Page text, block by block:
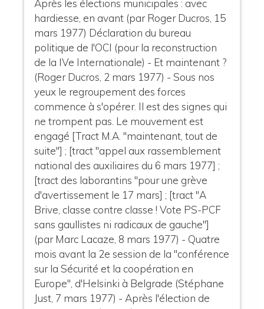
Après les élections municipales : avec
hardiesse, en avant (par Roger Ducros, 15
mars 1977) Déclaration du bureau
politique de l'OCI (pour la reconstruction
de la IVe Internationale) - Et maintenant ?
(Roger Ducros, 2 mars 1977) - Sous nos
yeux le regroupement des forces
commence à s'opérer. Il est des signes qui
ne trompent pas. Le mouvement est
engagé [Tract M.A. "maintenant, tout de
suite"] ; [tract "appel aux rassemblement
national des auxiliaires du 6 mars 1977] ;
[tract des laborantins "pour une grève
d'avertissement le 17 mars] ; [tract "A
Brive, classe contre classe ! Vote PS-PCF
sans gaullistes ni radicaux de gauche"]
(par Marc Lacaze, 8 mars 1977) - Quatre
mois avant la 2e session de la "conférence
sur la Sécurité et la coopération en
Europe", d'Helsinki à Belgrade (Stéphane
Just, 7 mars 1977) - Après l'élection de